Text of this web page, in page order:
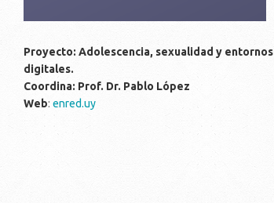
Proyecto: Adolescencia, sexualidad y entornos
digitales.
Coordina: Prof. Dr. Pablo López
Web: enred.uy